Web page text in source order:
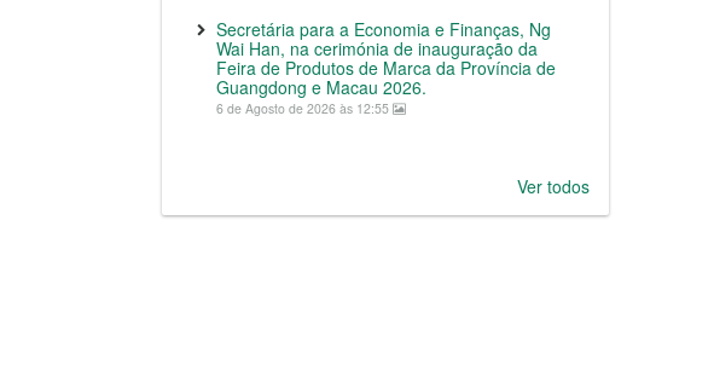
Secretária para a Economia e Finanças, Ng
Wai Han, na cerimónia de inauguração da
Feira de Produtos de Marca da Província de
Guangdong e Macau 2026.
6 de Agosto de 2026 às 12:55
Ver todos